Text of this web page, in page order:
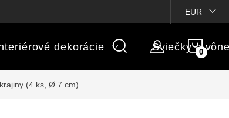
Vlastné popisy produktov
EUR
dekorácie Sviečky a
(4 ks, Ø 7 cm)